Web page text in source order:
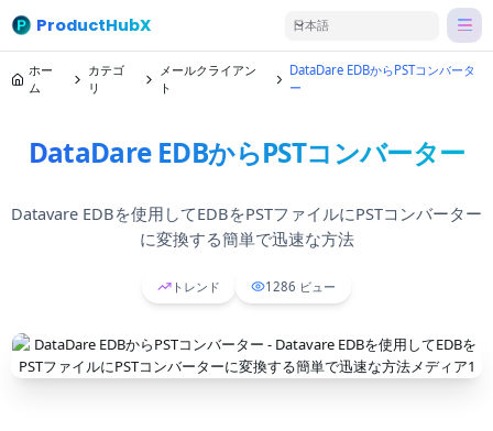
ProductHubX 日本語
ホー
ム
カテゴ
リ
メールクライアン
ト
DataDare EDBからPSTコンバータ
ー
DataDare EDBからPSTコンバーター
Datavare EDBを使用してEDBをPSTファイルにPSTコンバーター
に変換する簡単で迅速な方法
トレンド 1286 ビュー